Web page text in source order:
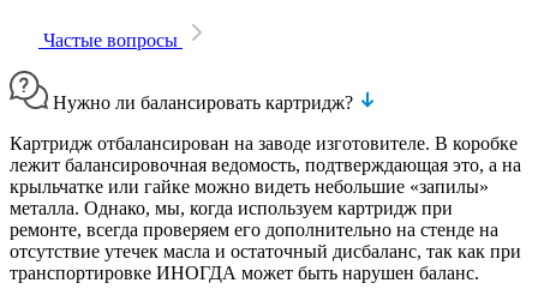
Частые вопросы
Нужно ли балансировать картридж?
Картридж отбалансирован на заводе изготовителе. В коробке
лежит балансировочная ведомость, подтверждающая это, а на
крыльчатке или гайке можно видеть небольшие «запилы»
металла. Однако, мы, когда используем картридж при
ремонте, всегда проверяем его дополнительно на стенде на
отсутствие утечек масла и остаточный дисбаланс, так как при
транспортировке ИНОГДА может быть нарушен баланс.